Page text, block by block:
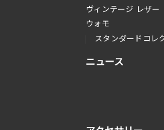
ヴィンテージ レザー
ウォモ
スタンダードコレ
ニュース